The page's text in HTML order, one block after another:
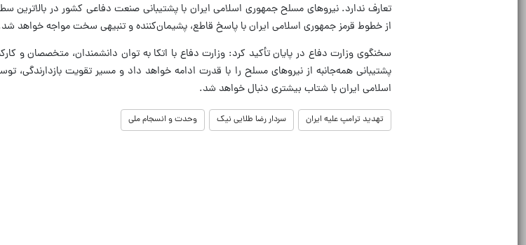
تعارف ندارد. نیروهای مسلح جمهوری اسلامی ایران با پشتیبانی صنعت دفاعی کشور در بالاترین
از خطوط قرمز جمهوری اسلامی ایران با پاسخ قاطع، پشیمان‌کننده و تنبیهی سخت مواجه خواهد
سخنگوی وزارت دفاع در پایان تأکید کرد: وزارت دفاع با اتکا به توان دانشمندان، متخصصان و
پشتیبانی همه‌جانبه از نیروهای مسلح را با قدرت ادامه خواهد داد و مسیر تقویت بازدارندگی،
اسلامی ایران با شتاب بیشتری دنبال خواهد شد.
تهدید ترامپ علیه ایران سردار رضا طلایی نیک وحدت و انسجام ملی